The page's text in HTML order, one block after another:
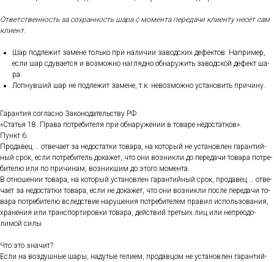
От­ветс­твен­ность за сох­ранность ша­ра с мо­мен­та пе­реда­чи кли­ен­ту не­сёт сам
кли­ент.
Шар под­ле­жит за­мене толь­ко при на­личии за­вод­ских де­фек­тов. Нап­ри­мер,
ес­ли шар сду­ва­ет­ся и воз­можно наг­лядно об­на­ружить за­вод­ской де­фект ша­
ра.
Лоп­нувший шар не под­ле­жит за­мене, т.к. не­воз­можно ус­та­новить при­чину.
Га­ран­тия сог­ласно За­коно­датель­ству РФ.
«Статья 18. Пра­ва пот­ре­бите­ля при об­на­руже­нии в то­варе не­дос­татков».
Пункт 6.
Про­давец … от­ве­ча­ет за не­дос­татки то­вара, на ко­торый не ус­та­нов­лен га­ран­тий­
ный срок, ес­ли пот­ре­битель до­кажет, что они воз­никли до пе­реда­чи то­вара пот­ре­
бите­лю или по при­чинам, воз­никшим до это­го мо­мен­та.
В от­но­шении то­вара, на ко­торый ус­та­нов­лен га­ран­тий­ный срок, про­давец … от­ве­
ча­ет за не­дос­татки то­вара, ес­ли не до­кажет, что они воз­никли пос­ле пе­реда­чи то­
вара пот­ре­бите­лю вследс­твие на­руше­ния пот­ре­бите­лем пра­вил ис­поль­зо­вания,
хра­нения или тран­спор­ти­ров­ки то­вара, дей­ствий треть­их лиц или неп­ре­одо­
лимой си­лы
Что это зна­чит?
Ес­ли на воз­душные ша­ры, на­дутые ге­ли­ем, про­дав­цом не ус­та­нов­лен га­ран­тий­